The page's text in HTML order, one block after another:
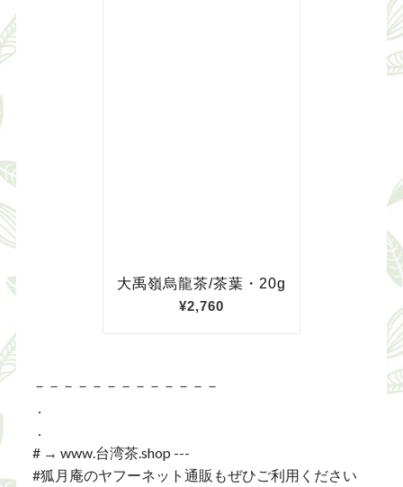
－－－－－－－－－－－－－
# → www.台湾茶.shop ---
#狐月庵のヤフーネット通販もぜひご利用ください